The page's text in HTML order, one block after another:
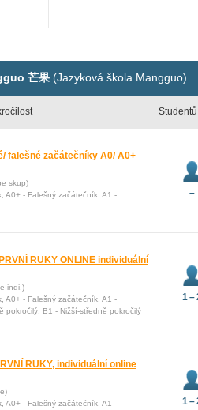
芒果 (Jazyková škola Mangguo)
Studentů
falešné začátečníky A0/ A0+
skup)
A0+ - Falešný začátečník, A1 -
–
RUKY ONLINE individuální
indi.)
A0+ - Falešný začátečník, A1 -
pokročilý, B1 - Nižší-středně pokročilý
1 –
RUKY, individuální online
A0+ - Falešný začátečník, A1 -
1 –